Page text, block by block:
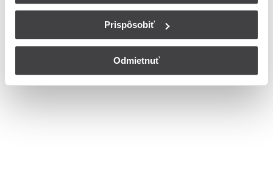
Prispôsobiť
Odmietnuť